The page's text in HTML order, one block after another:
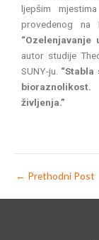
ljepšim
provedenog na
autor studije
SUNY-ju.
življenja.”
← Prethodni Post